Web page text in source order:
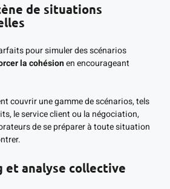
de situations
pour simuler des scénarios
la cohésionen encourageant
couvrir une gamme de scénarios, tels
le service client ou la négociation,
de se préparer à toute situation
et analyse collective